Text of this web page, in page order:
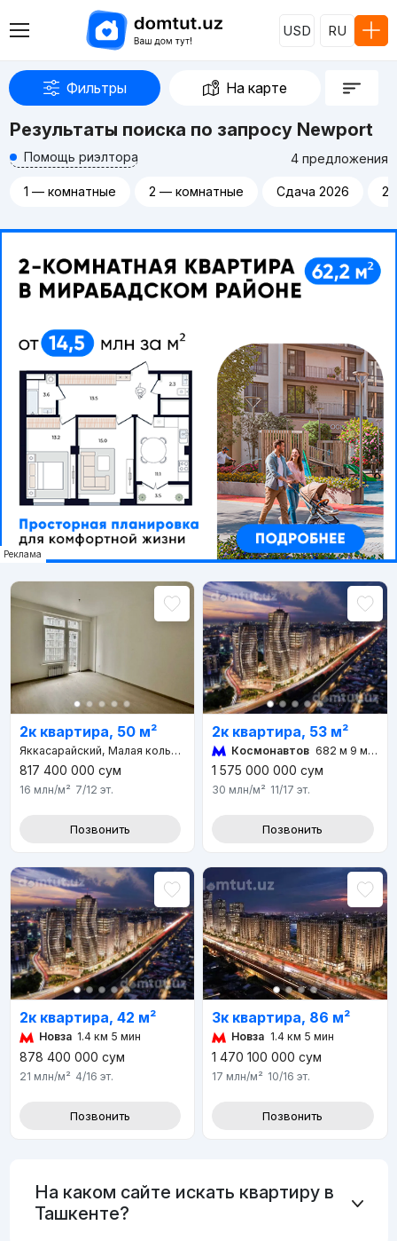
USD RU
Фильтры На карте
Результаты поиска по запросу Newport
4 предложения
Помощь риэлтора
1 — комнатные 2 — комнатные Сдача 2026
Реклама
2к квартира, 50 м²
Яккасарайский, Малая кольцевая дорога 190
817 400 000 сум
16 млн/м² 7/12 эт.
Позвонить
2к квартира, 53 м²
Космонавтов 682 м 9 мин
1 575 000 000 сум
30 млн/м² 11/17 эт.
Позвонить
2к квартира, 42 м²
Новза 1.4 км 5 мин
878 400 000 сум
21 млн/м² 4/16 эт.
Позвонить
3к квартира, 86 м²
Новза 1.4 км 5 мин
1 470 100 000 сум
17 млн/м² 10/16 эт.
Позвонить
На каком сайте искать квартиру в
Ташкенте?